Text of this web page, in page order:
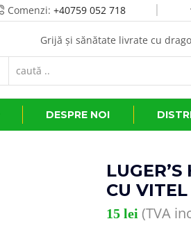
Comenzi: +40759 052 718
Transport GRATUIT la comenzi de
DESPRE NOI
CU
15 lei (TVA